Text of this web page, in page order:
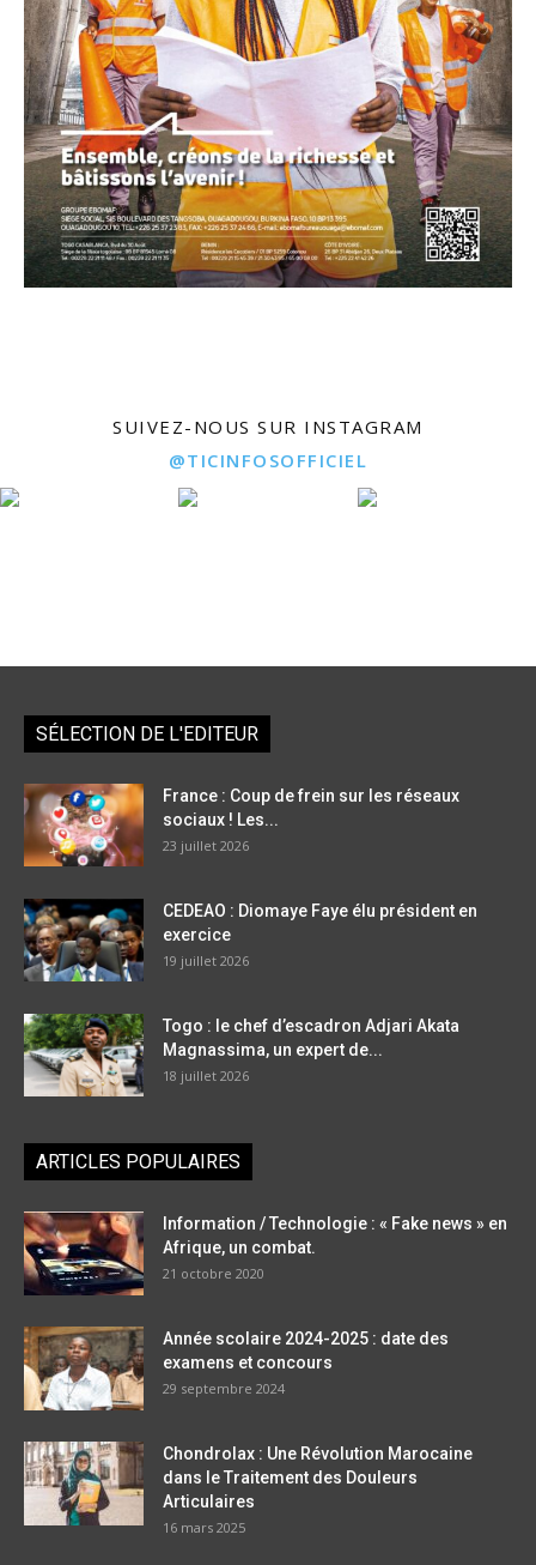
SUIVEZ-NOUS SUR INSTAGRAM
@TICINFOSOFFICIEL
SÉLECTION DE L'EDITEUR
France : Coup de frein sur les réseaux
sociaux ! Les...
23 juillet 2026
CEDEAO : Diomaye Faye élu président en
exercice
19 juillet 2026
Togo : le chef d’escadron Adjari Akata
Magnassima, un expert de...
18 juillet 2026
ARTICLES POPULAIRES
Information / Technologie : « Fake news » en
Afrique, un combat.
21 octobre 2020
Année scolaire 2024-2025 : date des
examens et concours
29 septembre 2024
Chondrolax : Une Révolution Marocaine
dans le Traitement des Douleurs
Articulaires
16 mars 2025